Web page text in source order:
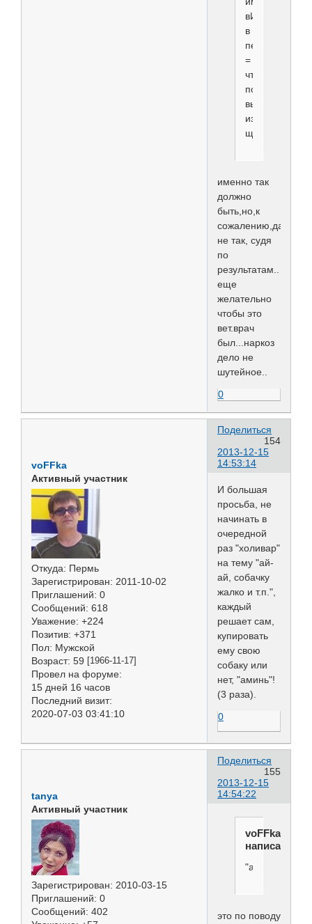
вИдение
в
перспективе
=
что
потом
вырастет
из
щенка,
именно так
должно
быть,но,к
сожалению,далеко
не так, судя
по
результатам..
еще
желательно
чтобы это
вет.врач
был...наркоз
дело не
шутейное..
0
Поделиться
154
2013-12-15
14:53:14
voFFka
Активный участник
Откуда: Пермь
Зарегистрирован: 2011-10-02
Приглашений: 0
Сообщений: 618
Уважение: +224
Позитив: +371
Пол: Мужской
Возраст: 59 [1966-11-17]
Провел на форуме:
15 дней 16 часов
Последний визит:
2020-07-03 03:41:10
И большая
просьба, не
начинать в
очередной
раз "холивар"
на тему "ай-
ай, собачку
жалко и т.п.",
каждый
решает сам,
купировать
ему свою
собаку или
нет, "аминь"!
(3 раза).
0
Поделиться
155
2013-12-15
14:54:22
tanya
Активный участник
Зарегистрирован: 2010-03-15
Приглашений: 0
Сообщений: 402
voFFka
написал(а):
"аминь"!
это по поводу